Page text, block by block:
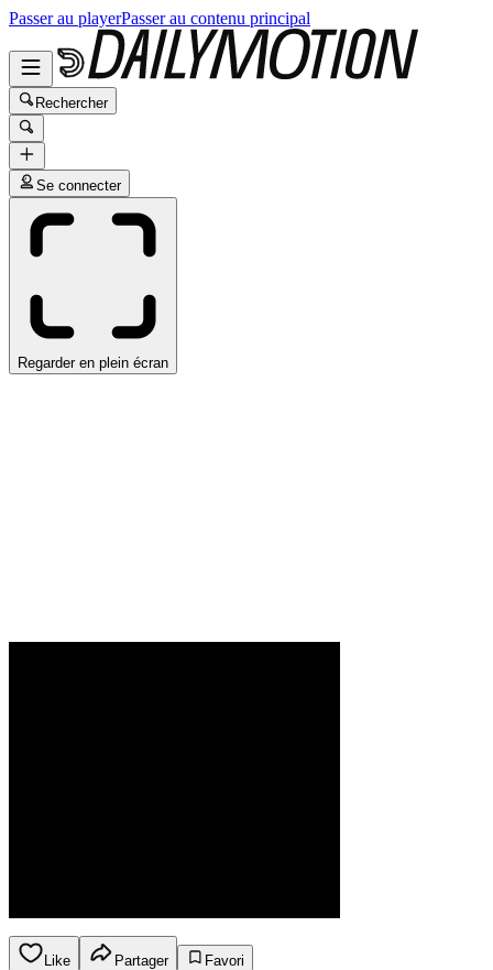
Passer au playerPasser au contenu principal
Rechercher
Se connecter
Regarder en plein écran
Like Partager
Favori